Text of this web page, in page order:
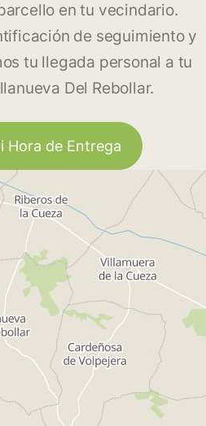
en tu vecindario.
de seguimiento y
tu llegada personal a tu
Del Rebollar.
Hora de Entrega